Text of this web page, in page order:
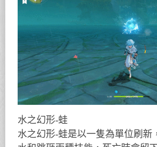
水之幻形-蛙
水之幻形-蛙是以一隻為單位刷新